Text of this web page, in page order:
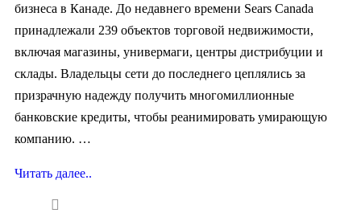
бизнеса в Канаде. До недавнего времени Sears Canada
принадлежали 239 объектов торговой недвижимости,
включая магазины, универмаги, центры дистрибуции и
склады. Владельцы сети до последнего цеплялись за
призрачную надежду получить многомиллионные
банковские кредиты, чтобы реанимировать умирающую
компанию. …
Читать далее..